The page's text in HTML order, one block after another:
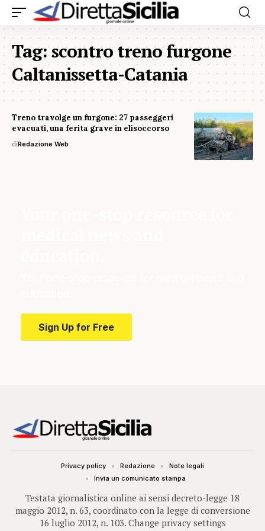
Tag:scontro treno furgone
Caltanissetta-Catania
Treno travolge un furgone: 27 passeggeri
evacuati, una ferita grave in elisoccorso
diRedazione Web
Sign Up for Free
Testata giornalistica online ai sensi decreto-legge 18
maggio 2012, n. 63, coordinato con la legge di conversione
16 luglio 2012, n. 103. Change privacy settings
Privacy policy Redazione
Note legali
Invia un comunicato stampa